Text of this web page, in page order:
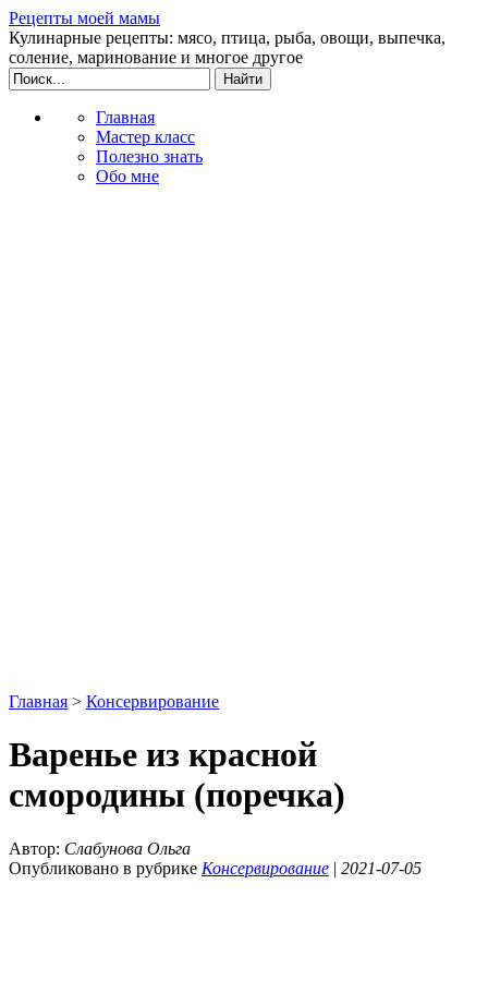
Рецепты моей мамы
Кулинарные рецепты: мясо, птица, рыба, овощи, выпечка,
соление, маринование и многое другое
Главная
Мастер класс
Полезно знать
Обо мне
Главная > Консервирование
Варенье из красной
смородины (поречка)
Автор: Слабунова Ольга
Опубликовано в рубрике Консервирование | 2021-07-05